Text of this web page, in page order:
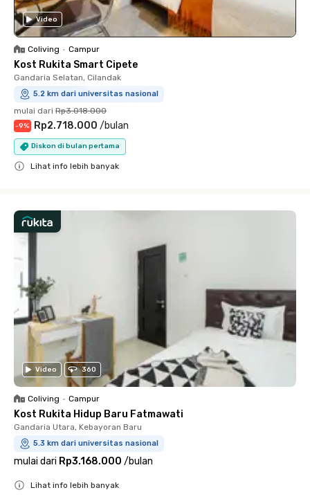
Video
Coliving • Campur
Kost Rukita Smart Cipete
Gandaria Selatan, Cilandak
5.2 km dari universitas nasional
mulai dari Rp3.018.000
-9% Rp2.718.000 /bulan
Diskon di bulan pertama
Lihat info lebih banyak
Video 360
Coliving • Campur
Kost Rukita Hidup Baru Fatmawati
Gandaria Utara, Kebayoran Baru
5.3 km dari universitas nasional
mulai dari Rp3.168.000 /bulan
Lihat info lebih banyak